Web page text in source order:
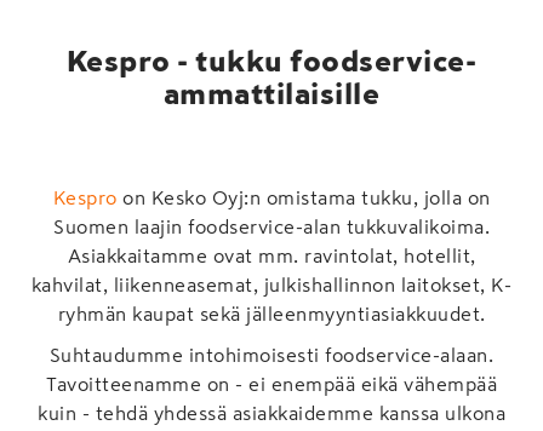
Kespro - tukku foodservice-
ammattilaisille
Kespro on Kesko Oyj:n omistama tukku, jolla on
Suomen laajin foodservice-alan tukkuvalikoima.
Asiakkaitamme ovat mm. ravintolat, hotellit,
kahvilat, liikenneasemat, julkishallinnon laitokset, K-
ryhmän kaupat sekä jälleenmyyntiasiakkuudet.
Suhtaudumme intohimoisesti foodservice-alaan.
Tavoitteenamme on - ei enempää eikä vähempää
kuin - tehdä yhdessä asiakkaidemme kanssa ulkona